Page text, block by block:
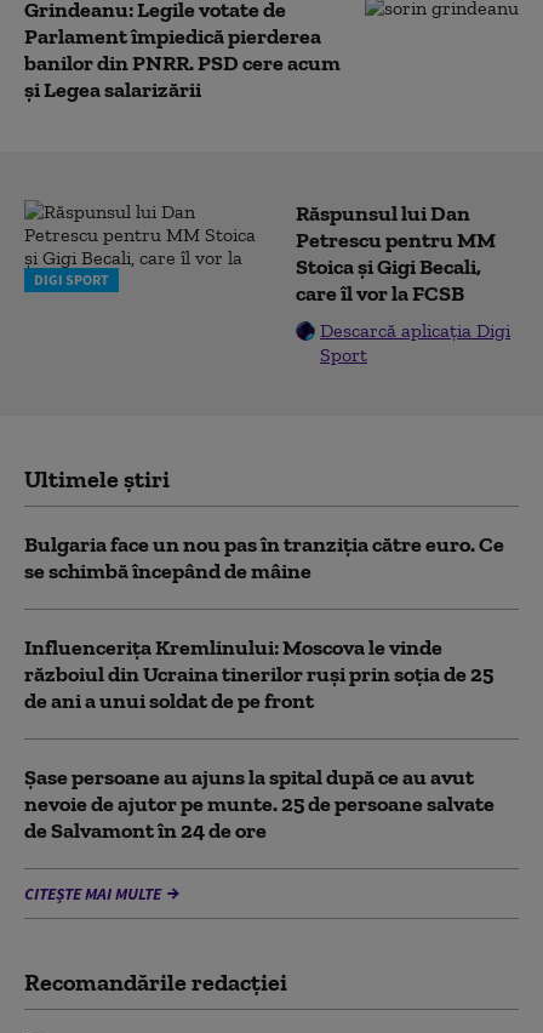
Grindeanu: Legile votate de
Parlament împiedică pierderea
banilor din PNRR. PSD cere acum
și Legea salarizării
DIGI SPORT
Răspunsul lui Dan
Petrescu pentru MM
Stoica și Gigi Becali,
care îl vor la FCSB
Descarcă aplicația Digi
Sport
Ultimele știri
Bulgaria face un nou pas în tranziţia către euro. Ce
se schimbă începând de mâine
Influencerița Kremlinului: Moscova le vinde
războiul din Ucraina tinerilor ruși prin soția de 25
de ani a unui soldat de pe front
Șase persoane au ajuns la spital după ce au avut
nevoie de ajutor pe munte. 25 de persoane salvate
de Salvamont în 24 de ore
CITEȘTE MAI MULTE
Recomandările redacţiei